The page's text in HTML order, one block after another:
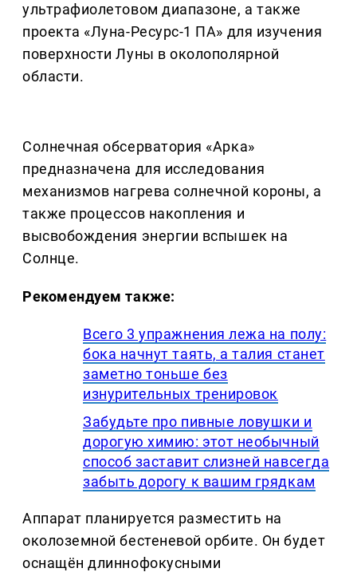
ультрафиолетовом диапазоне, а также
проекта «Луна-Ресурс-1 ПА» для изучения
поверхности Луны в околополярной
области.
Солнечная обсерватория «Арка»
предназначена для исследования
механизмов нагрева солнечной короны, а
также процессов накопления и
высвобождения энергии вспышек на
Солнце.
Рекомендуем также:
Всего 3 упражнения лежа на полу:
бока начнут таять, а талия станет
заметно тоньше без
изнурительных тренировок
Забудьте про пивные ловушки и
дорогую химию: этот необычный
способ заставит слизней навсегда
забыть дорогу к вашим грядкам
Аппарат планируется разместить на
околоземной бестеневой орбите. Он будет
оснащён длиннофокусными